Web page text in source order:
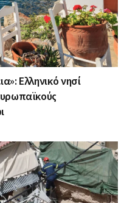
Ελληνικό νησί